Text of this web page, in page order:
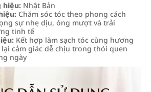
hiệu: Nhật Bản
Chăm sóc tóc theo phong cách
sự nhẹ dịu, óng mượt và trải
tinh tế
Kết hợp làm sạch tóc cùng hương
cảm giác dễ chịu trong thói quen
ngày